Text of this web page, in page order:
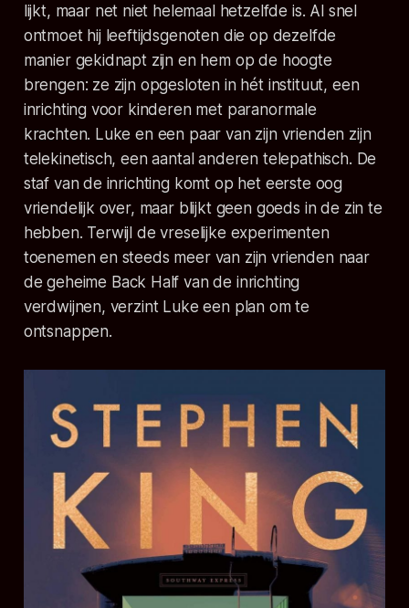
lijkt, maar net niet helemaal hetzelfde is. Al snel
ontmoet hij leeftijdsgenoten die op dezelfde
manier gekidnapt zijn en hem op de hoogte
brengen: ze zijn opgesloten in hét instituut, een
inrichting voor kinderen met paranormale
krachten. Luke en een paar van zijn vrienden zijn
telekinetisch, een aantal anderen telepathisch. De
staf van de inrichting komt op het eerste oog
vriendelijk over, maar blijkt geen goeds in de zin te
hebben. Terwijl de vreselijke experimenten
toenemen en steeds meer van zijn vrienden naar
de geheime Back Half van de inrichting
verdwijnen, verzint Luke een plan om te
ontsnappen.